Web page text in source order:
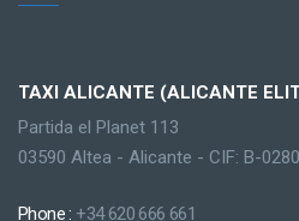
TAXI ALICANTE (ALICANTE
Partida el Planet 113
03590 Altea - Alicante - CIF: B-
Phone : +34 620 666 661